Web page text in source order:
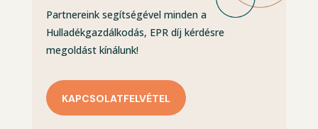
Partnereink segítségével minden a
Hulladékgazdálkodás, EPR díj kérdésre
megoldást kínálunk!
KAPCSOLATFELVÉTEL